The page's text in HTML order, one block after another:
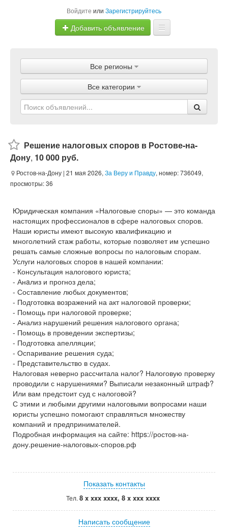
Войдите или Зарегистрируйтесь
Добавить объявление
Объявления
Магазины
Услуги
Все регионы
Все категории
Решение налоговых споров в Ростове-на-
Дону, 10 000 руб.
Ростов-на-Дону | 21 мая 2026, За Веру и Правду, номер: 736049,
просмотры: 36
Юридическая компания «Налоговые споры» — это команда
настоящих профессионалов в сфере налоговых споров.
Наши юристы имеют высокую квалификацию и
многолетний стаж работы, которые позволяет им успешно
решать самые сложные вопросы по налоговым спорам.
Услуги налоговых споров в нашей компании:
- Консультация налогового юриста;
- Анaлиз и прогноз дела;
- Составление любых документов;
- Подготовка возражений на акт налоговой проверки;
- Помощь при налоговой проверке;
- Анализ нарушений решения налогового органа;
- Помощь в проведении экспертизы;
- Подготовка апелляции;
- Оспаривание решения суда;
- Представительство в судах.
Налоговая неверно рассчитала налог? Налоговую проверку
проводили с нарушениями? Выписали незаконный штраф?
Или вам предстоит суд с налоговой?
С этими и любыми другими налоговыми вопросами наши
юристы успешно помогают справляться множеству
компаний и предпринимателей.
Подробная информация на сайте: https://ростов-на-
дону.решение-налоговых-споров.рф
Показать контакты
Тел. 8 x xxx xxxx, 8 x xxx xxxx
Написать сообщение